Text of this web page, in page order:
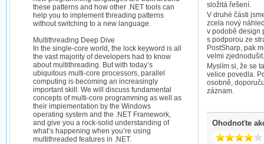
these patterns and how other .NET tools can
help you to implement threading patterns
without switching to a new language.
Multithreading Deep Dive
In the single-core world, the lock keyword is all
the vast majority of developers had to know
about multithreading. But with today’s
ubiquitous multi-core processors, parallel
computing is becoming an increasingly
important skill. We will discuss fundamental
concepts of multi-core programming as well as
their implementation by the Windows
operating system and the .NET Framework,
and give you a rock-solid understanding of
what’s happening when you’re using
multithreaded features in .NET.
složitá řešení.
V druhé části
zcela nový
v podobě design
s podporou ze
PostSharp, pak
velmi zjednodušit.
Myslím si, že se
velice povedla.
osobně,
záznam.
Ohodnoťte